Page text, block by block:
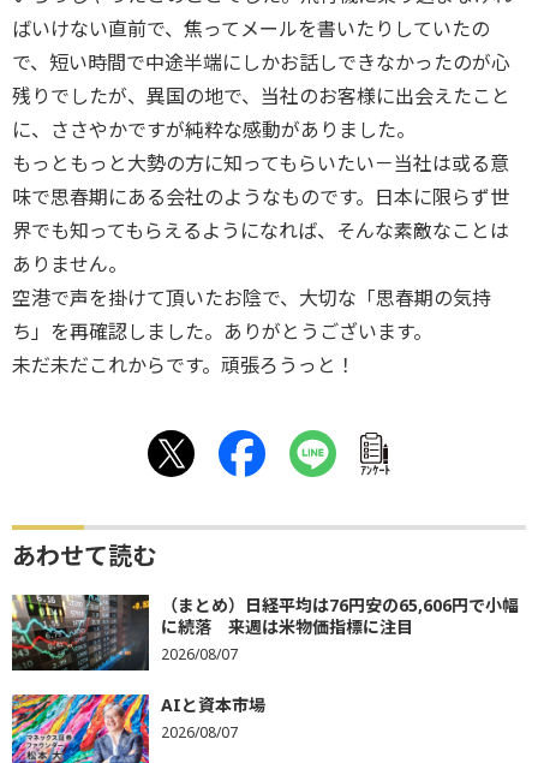
ばいけない直前で、焦ってメールを書いたりしていたの
で、短い時間で中途半端にしかお話しできなかったのが心
残りでしたが、異国の地で、当社のお客様に出会えたこと
に、ささやかですが純粋な感動がありました。
もっともっと大勢の方に知ってもらいたい－当社は或る意
味で思春期にある会社のようなものです。日本に限らず世
界でも知ってもらえるようになれば、そんな素敵なことは
ありません。
空港で声を掛けて頂いたお陰で、大切な「思春期の気持
ち」を再確認しました。ありがとうございます。
未だ未だこれからです。頑張ろうっと！
ｱﾝｹｰﾄ
あわせて読む
（まとめ）日経平均は76円安の65,606円で小幅
に続落 来週は米物価指標に注目
2026/08/07
AIと資本市場
2026/08/07